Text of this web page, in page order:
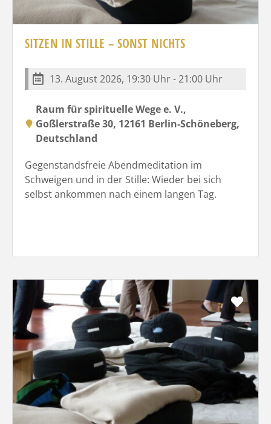
SITZEN IN STILLE – SONST NICHTS
13. August 2026, 19:30 Uhr - 21:00 Uhr
Raum für spirituelle Wege e. V.,
Goßlerstraße 30, 12161 Berlin-Schöneberg,
Deutschland
Gegenstandsfreie Abendmeditation im
Schweigen und in der Stille: Wieder bei sich
selbst ankommen nach einem langen Tag.